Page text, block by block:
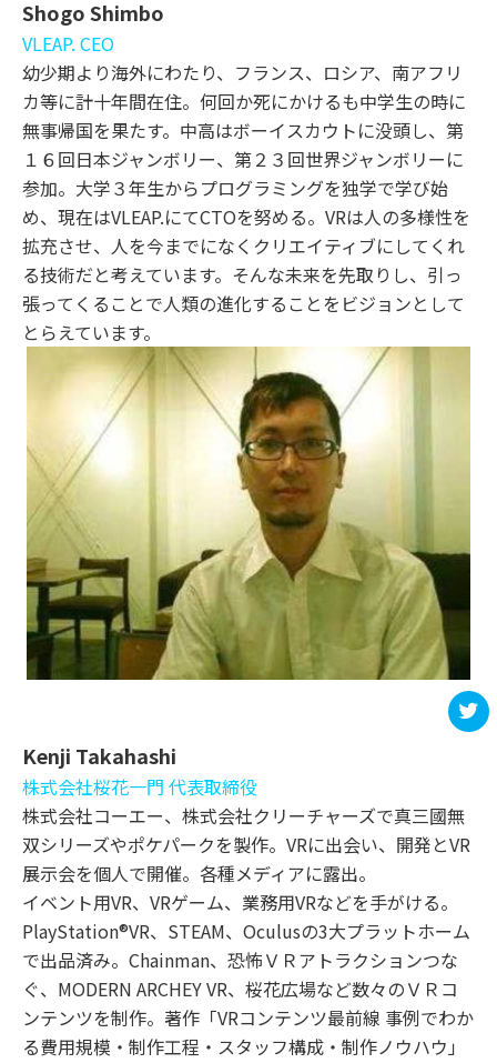
Shogo Shimbo
VLEAP. CEO
幼少期より海外にわたり、フランス、ロシア、南アフリ
カ等に計十年間在住。何回か死にかけるも中学生の時に
無事帰国を果たす。中高はボーイスカウトに没頭し、第
１６回日本ジャンボリー、第２３回世界ジャンボリーに
参加。大学３年生からプログラミングを独学で学び始
め、現在はVLEAP.にてCTOを努める。VRは人の多様性を
拡充させ、人を今までになくクリエイティブにしてくれ
る技術だと考えています。そんな未来を先取りし、引っ
張ってくることで人類の進化することをビジョンとして
とらえています。
Kenji Takahashi
株式会社桜花一門 代表取締役
株式会社コーエー、株式会社クリーチャーズで真三國無
双シリーズやポケパークを製作。VRに出会い、開発とVR
展示会を個人で開催。各種メディアに露出。
イベント用VR、VRゲーム、業務用VRなどを手がける。
PlayStation®VR、STEAM、Oculusの3大プラットホーム
で出品済み。Chainman、恐怖ＶＲアトラクションつな
ぐ、MODERN ARCHEY VR、桜花広場など数々のＶＲコ
ンテンツを制作。著作「VRコンテンツ最前線 事例でわか
る費用規模・制作工程・スタッフ構成・制作ノウハウ」